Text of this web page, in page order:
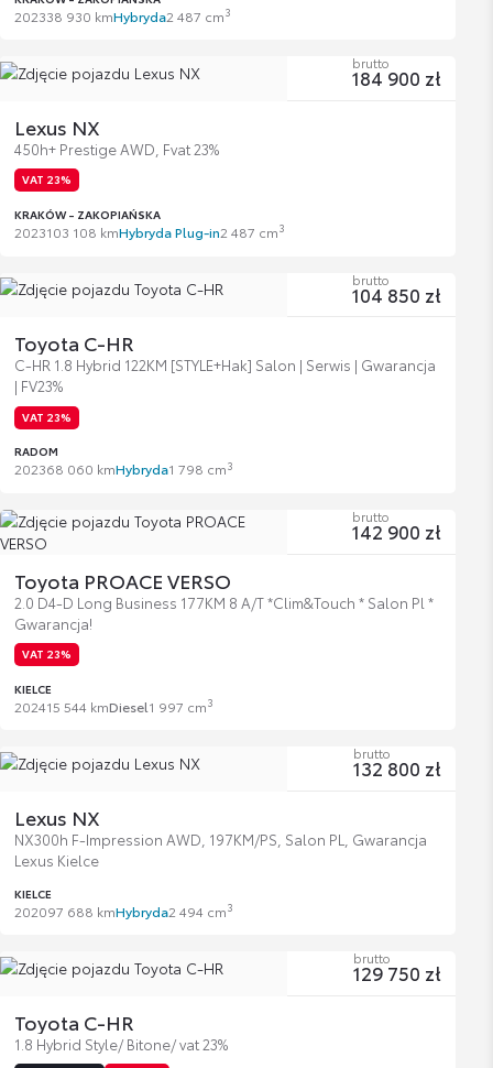
202338 930 kmHybryda2 487 cm3
Lexus NX
450h+ Prestige AWD, Fvat 23%
VAT 23%
KRAKÓW - ZAKOPIAŃSKA
2023103 108 kmHybryda Plug-in2 487 cm3
brutto
184 900 zł
Toyota C-HR
C-HR 1.8 Hybrid 122KM [STYLE+Hak] Salon | Serwis | Gwarancja
| FV23%
VAT 23%
RADOM
202368 060 kmHybryda1 798 cm3
brutto
104 850 zł
Toyota PROACE VERSO
2.0 D4-D Long Business 177KM 8 A/T *Clim&Touch * Salon Pl *
Gwarancja!
VAT 23%
KIELCE
202415 544 kmDiesel1 997 cm3
brutto
142 900 zł
Lexus NX
NX300h F-Impression AWD, 197KM/PS, Salon PL, Gwarancja
Lexus Kielce
KIELCE
202097 688 kmHybryda2 494 cm3
brutto
132 800 zł
Toyota C-HR
1.8 Hybrid Style/ Bitone/ vat 23%
brutto
129 750 zł